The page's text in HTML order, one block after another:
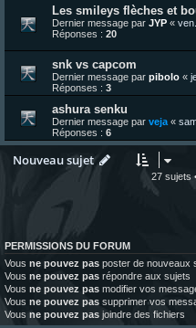
Les smileys flèches et
Dernier message par JYP «
Réponses : 20
snk vs capcom
Dernier message par pibolo «
Réponses : 3
ashura senku
Dernier message par veja «
Réponses : 6
Nouveau sujet
27 sujets
PERMISSIONS DU FORUM
Vous ne pouvez pas poster de nouveaux
Vous ne pouvez pas répondre aux sujets
Vous ne pouvez pas modifier vos
Vous ne pouvez pas supprimer vos
Vous ne pouvez pas joindre des fichiers